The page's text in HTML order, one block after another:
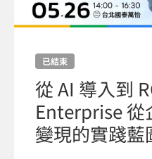
已結束
從 AI 導入到
Enterprise 從
變現的實踐藍